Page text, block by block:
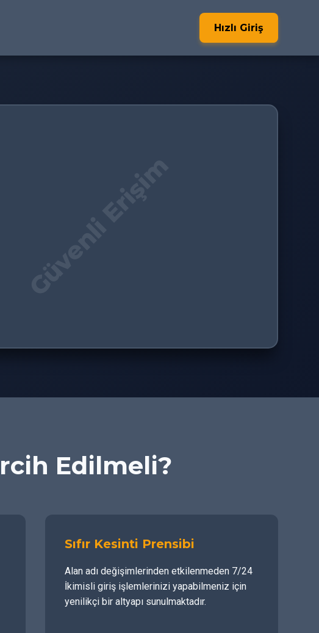
Hızlı Giriş
Edilmeli?
Sıfır Kesinti Prensibi
Alan adı değişimlerinden etkilenmeden 7/24
İkimisli giriş işlemlerinizi yapabilmeniz için
yenilikçi bir altyapı sunulmaktadır.